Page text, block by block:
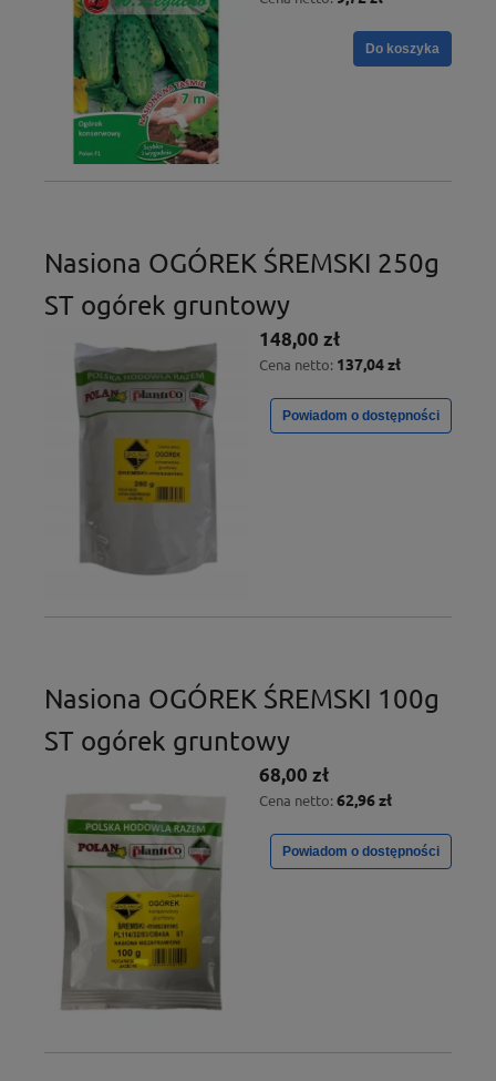
Do koszyka
Nasiona OGÓREK ŚREMSKI 250g
ST ogórek gruntowy
148,00 zł
Cena netto: 137,04 zł
Powiadom o dostępności
Nasiona OGÓREK ŚREMSKI 100g
ST ogórek gruntowy
68,00 zł
Cena netto: 62,96 zł
Powiadom o dostępności